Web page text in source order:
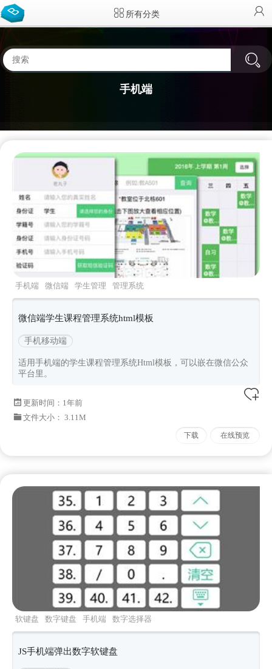
所有分类
手机端
手机端 微信端 学生管理 管理系统
微信端学生课程管理系统html模板
手机移动端
适用手机端的学生课程管理系统Html模板，可以嵌在微信公众
平台里。
更新时间： 1年前
文件大小： 3.11M
下载 在线预览
软键盘 数字键盘 手机端 数字选择器
JS手机端弹出数字软键盘